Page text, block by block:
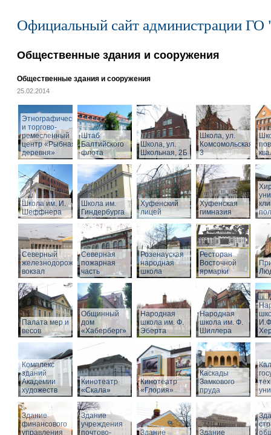
Официальный сайт администрации ГО
Общественные здания и сооружения
Общественные здания и сооружения
25.02.2014
Этнографический
и торгово-
ремесленный
центр «Рыбная
деревня»
Штаб
Балтийского
флота
Школа, ул.
Школьная, 2Б
Школа, ул.
Комсомольская,
3
Школа им. И.
Шеффнера
Школа им.
Гиндербурга
Хуфенский
лицей
Хуфенская
гимназия
Северный
железнодорожный
вокзал
Северная
пожарная
часть
Розенауская
народная
школа
Ресторан
Восточной
ярмарки
Палата мер и
весов
Общинный
дом
«Хаберберг»
Народная
школа им. Ф.
Эберта
Народная
школа им. Ф.
Шиллера
Комплекс
зданий
Академии
художеств
Кинотеатр
«Скала»
Кинотеатр
«Глория»
Каскады
Замкового
пруда
Здание
финансового
управления
Здание
учреждения
почтово-
Здание
Здание